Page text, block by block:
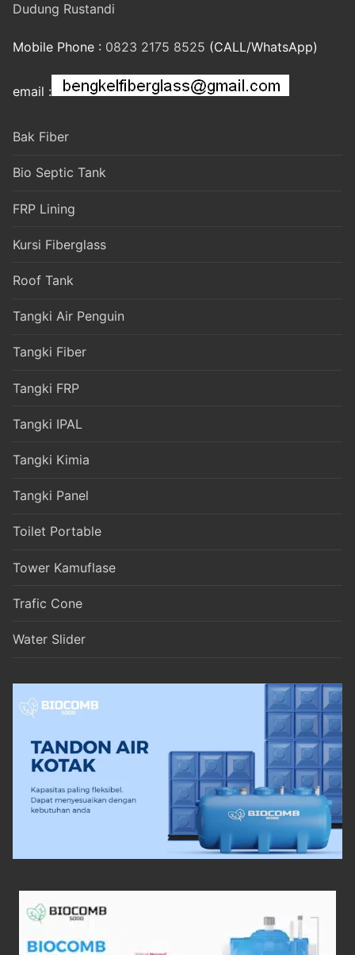
Dudung Rustandi
Mobile Phone : 0823 2175 8525 (CALL/WhatsApp)
email :
Bak Fiber
Bio Septic Tank
FRP Lining
Kursi Fiberglass
Roof Tank
Tangki Air Penguin
Tangki Fiber
Tangki FRP
Tangki IPAL
Tangki Kimia
Tangki Panel
Toilet Portable
Tower Kamuflase
Trafic Cone
Water Slider